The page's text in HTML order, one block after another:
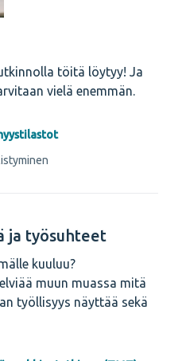
töitä löytyy! Ja
vielä enemmän.
ja työsuhteet
kuuluu?
muun muassa mitä
työllisyys näyttää sekä